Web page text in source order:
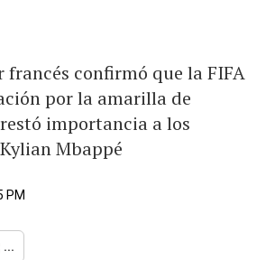
francés confirmó que la FIFA
por la amarilla de
importancia a los
Mbappé
PM
...